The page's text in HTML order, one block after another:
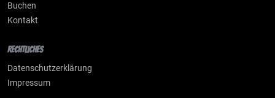
Buchen
Kontakt
Rechtliches
Datenschutzerklärung
Impressum